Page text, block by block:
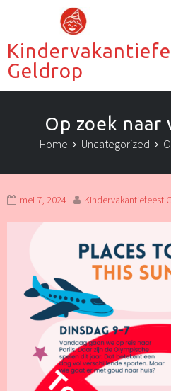
Geldrop
Op zoek
Home Uncategorized
mei 7, 2024 Kindervakantiefeest